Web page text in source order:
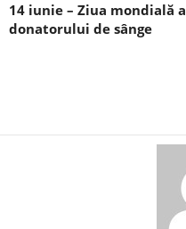
14 iunie – Ziua mondială a
donatorului de sânge